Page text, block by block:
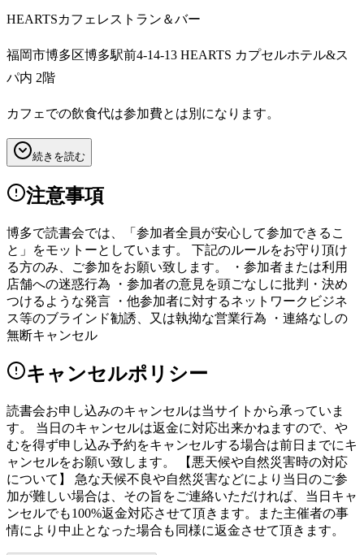
HEARTSカフェレストラン＆バー
福岡市博多区博多駅前4-14-13 HEARTS カプセルホテル&ス
パ内 2階
カフェでの飲食代は参加費とは別になります。
続きを読む
注意事項
博多で読書会では、「参加者全員が安心して参加できるこ
と」をモットーとしています。 下記のルールをお守り頂け
る方のみ、ご参加をお願い致します。 ・参加者または利用
店舗への迷惑行為 ・参加者の意見を頭ごなしに批判・決め
つけるような発言 ・他参加者に対するネットワークビジネ
ス等のブラインド勧誘、又は執拗な営業行為 ・連絡なしの
無断キャンセル
キャンセルポリシー
読書会お申し込みのキャンセルは当サイトから承っていま
す。 当日のキャンセルは返金に対応出来かねますので、や
むを得ず申し込み予約をキャンセルする場合は前日までにキ
ャンセルをお願い致します。 【悪天候や自然災害時の対応
について】 急な天候不良や自然災害などにより当日のご参
加が難しい場合は、その旨をご連絡いただければ、当日キャ
ンセルでも100%返金対応させて頂きます。また主催者の事
情により中止となった場合も同様に返金させて頂きます。